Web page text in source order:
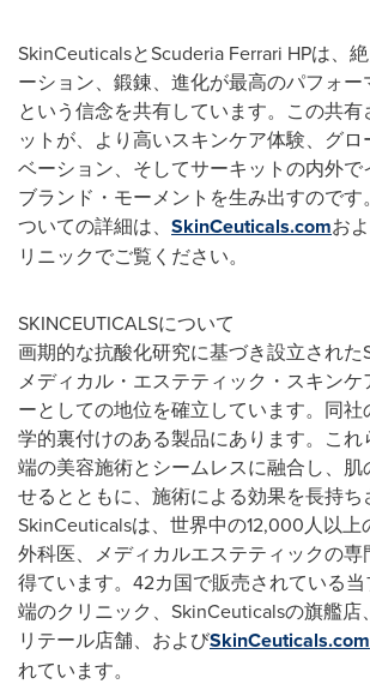
SkinCeuticalsとScuderia Ferrari HPは、
ーション、鍛錬、進化が最高のパフォ
という信念を共有しています。この共
ットが、より高いスキンケア体験、グロ
ベーション、そしてサーキットの内外で
ブランド・モーメントを生み出すのです
ついての詳細は、 SkinCeuticals.comお
リニックでご覧ください。
SKINCEUTICALSについて
画期的な抗酸化研究に基づき設立された
メディカル・エステティック・スキン
ーとしての地位を確立しています。同
学的裏付けのある製品にあります。こ
端の美容施術とシームレスに融合し、肌
せるとともに、施術による効果を長持ち
SkinCeuticalsは、世界中の12,000人以
外科医、メディカルエステティックの専
得ています。42カ国で販売されている
端のクリニック、SkinCeuticalsの旗艦
リテール店舗、およびSkinCeuticals.com
れています。